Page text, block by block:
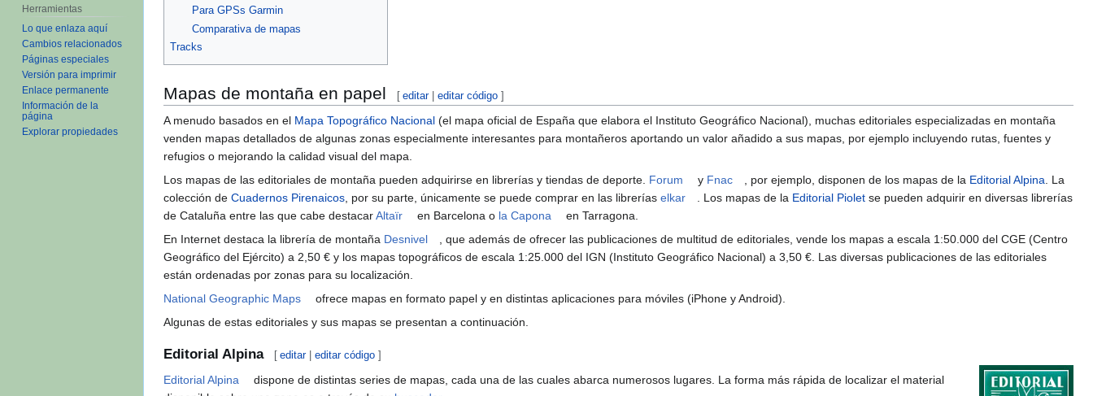
Para GPSs Garmin
Comparativa de mapas
Tracks
Mapas de montaña en papel [ editar|editar código ]
A menudo basados en el Mapa Topográfico Nacional (el mapa oficial de España que elabora el Instituto Geográfico Nacional), muchas editoriales especializadas en montaña
venden mapas detallados de algunas zonas especialmente interesantes para montañeros aportando un valor añadido a sus mapas, por ejemplo incluyendo rutas, fuentes y
refugios o mejorando la calidad visual del mapa.
Los mapas de las editoriales de montaña pueden adquirirse en librerías y tiendas de deporte. Forum y Fnac , por ejemplo, disponen de los mapas de la Editorial Alpina. La
colección de Cuadernos Pirenaicos, por su parte, únicamente se puede comprar en las librerías elkar . Los mapas de la Editorial Piolet se pueden adquirir en diversas librerías
de Cataluña entre las que cabe destacarAltaïr en Barcelona o la Capona
en Tarragona.
En Internet destaca la librería de montaña Desnivel
, que además de ofrecer las publicaciones de multitud de editoriales, vende los mapas a escala 1:50.000 del CGE (Centro
Geográfico del Ejército) a 2,50 € y los mapas topográficos de escala 1:25.000 del IGN (Instituto Geográfico Nacional) a 3,50 €. Las diversas publicaciones de las editoriales
están ordenadas por zonas para su localización.
National Geographic Maps
ofrece mapas en formato papel y en distintas aplicaciones para móviles (iPhone y Android).
Algunas de estas editoriales y sus mapas se presentan a continuación.
Editorial Alpina [ editar|editar código ]
Editorial Alpina
dispone de distintas series de mapas, cada una de las cuales abarca numerosos lugares. La forma más rápida de localizar el material
Herramientas
Lo que enlaza aquí
Cambios relacionados
Páginas especiales
Versión para imprimir
Enlace permanente
Información de la
página
Explorar propiedades